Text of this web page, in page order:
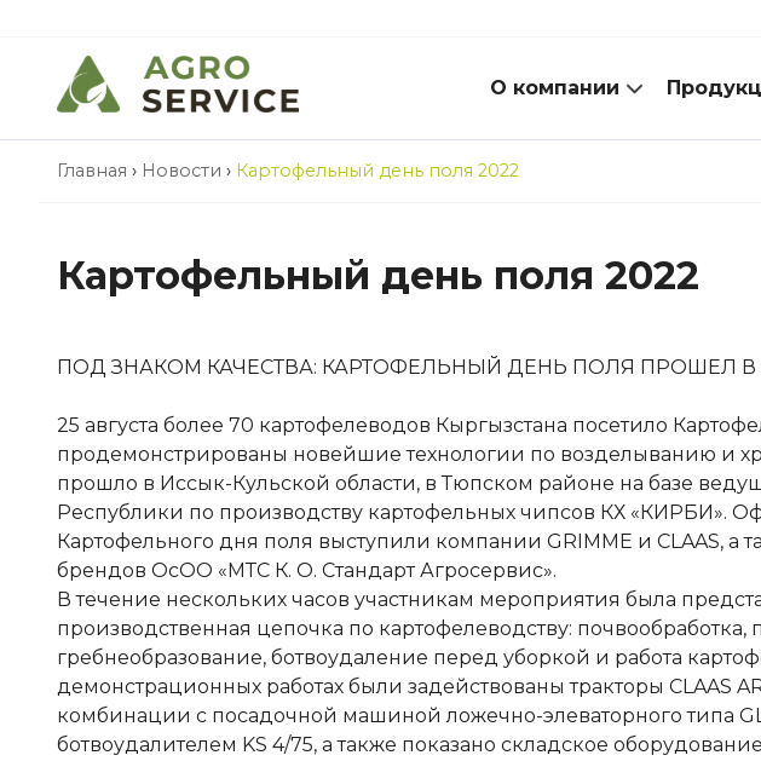
О компании
Главная › Новости › Картофельный день поля 2022
Картофельный день поля 2022
ПОД ЗНАКОМ КАЧЕСТВА: КАРТОФЕЛЬНЫЙ ДЕНЬ ПОЛЯ ПРОШЕЛ В
25 августа более 70 картофелеводов Кыргызстана посетило
продемонстрированы новейшие технологии по возделыванию и
прошло в Иссык-Кульской области, в Тюпском районе на базе
Республики по производству картофельных чипсов КХ «КИРБИ».
Картофельного дня поля выступили компании GRIMME и CLAAS,
брендов ОсОО «МТС К. О. Стандарт Агросервис».
В течение нескольких часов участникам мероприятия была
производственная цепочка по картофелеводству: почвообработка,
гребнеобразование, ботвоудаление перед уборкой и работа
демонстрационных работах были задействованы тракторы CLAAS
комбинации с посадочной машиной ложечно-элеваторного типа
ботвоудалителем KS 4/75, а также показано складское